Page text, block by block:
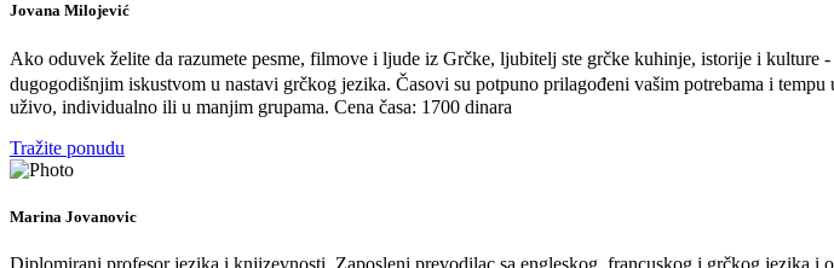
Jovana Milojević
Ako oduvek želite da razumete pesme, filmove i ljude iz Grčke, ljubitelj ste grčke kuhinje, istorije i
dugogodišnjim iskustvom u nastavi grčkog jezika. Časovi su potpuno prilagođeni vašim potrebama i
uživo, individualno ili u manjim grupama. Cena časa: 1700 dinara
Tražite ponudu
Marina Jovanovic
Diplomirani profesor jezika i knjizevnosti. Zaposleni prevodilac sa engleskog, francuskog i grčkog jezika i